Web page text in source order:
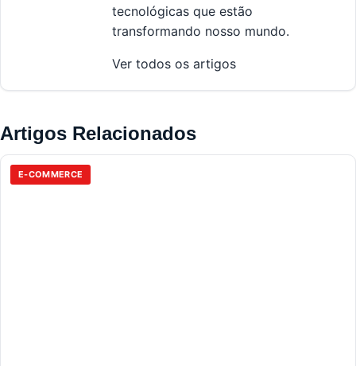
tecnológicas que estão
transformando nosso mundo.
Ver todos os artigos
Artigos Relacionados
E-COMMERCE